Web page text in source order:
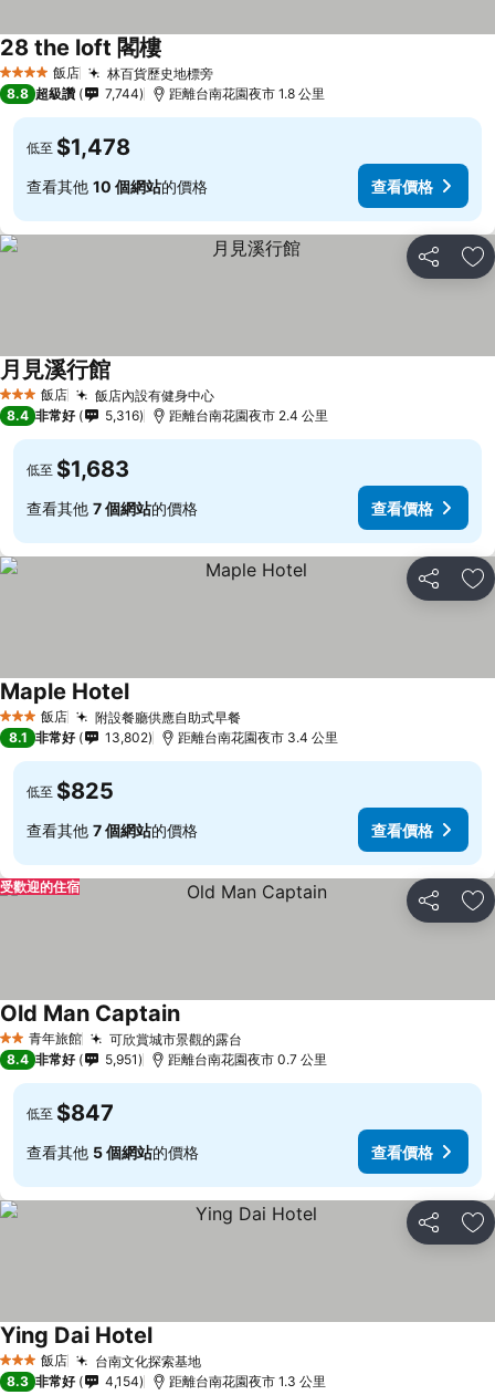
4 星級 飯店 林百貨歷史地標旁
28 the loft 閣樓
8.8 超級讚 7,744 距離台南花園夜市 1.8 公里
低至 $1,478
查看其他 10 個網站的價格 查看價格
分享 加
3 星級 飯店 飯店內設有健身中心
月見溪行館
8.4 非常好 5,316 距離台南花園夜市 2.4 公里
低至 $1,683
查看其他 7 個網站的價格 查看價格
分享 加
3 星級 飯店 附設餐廳供應自助式早餐
Maple Hotel
8.1 非常好 13,802 距離台南花園夜市 3.4 公里
低至 $825
查看其他 7 個網站的價格 查看價格
分享 加
受歡迎的住宿
2 星級青年旅館 可欣賞城市景觀的露台
Old Man Captain
8.4 非常好 5,951 距離台南花園夜市 0.7 公里
低至 $847
查看其他 5 個網站的價格 查看價格
分享 加
3 星級 飯店 台南文化探索基地
Ying Dai Hotel
8.3 非常好 4,154 距離台南花園夜市 1.3 公里